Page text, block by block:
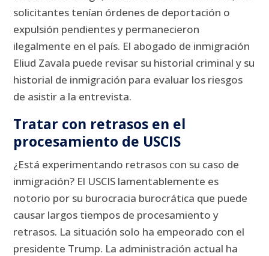
solicitantes tenían órdenes de deportación o
expulsión pendientes y permanecieron
ilegalmente en el país. El abogado de inmigración
Eliud Zavala puede revisar su historial criminal y su
historial de inmigración para evaluar los riesgos
de asistir a la entrevista.
Tratar con retrasos en el
procesamiento de USCIS
¿Está experimentando retrasos con su caso de
inmigración? El USCIS lamentablemente es
notorio por su burocracia burocrática que puede
causar largos tiempos de procesamiento y
retrasos. La situación solo ha empeorado con el
presidente Trump. La administración actual ha